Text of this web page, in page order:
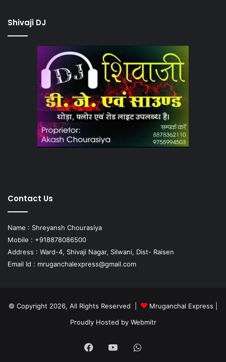
Shivaji DJ
Contact Us
Name : Shreyansh Chourasiya
Mobile : +918878086500
Address : Ward-4, Shivaji Nagar, Silwani, Dist- Raisen
Email Id : mruganchalexpress@gmail.com
© Copyright 2026, All Rights Reserved | Mruganchal Express
Proudly Hosted by Webmitr
Facebook
YouTubeWhatsApp